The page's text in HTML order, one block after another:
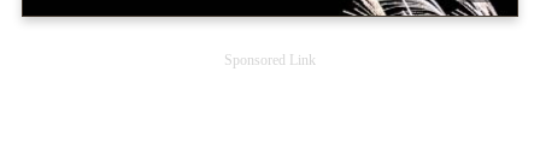
Sponsored Link